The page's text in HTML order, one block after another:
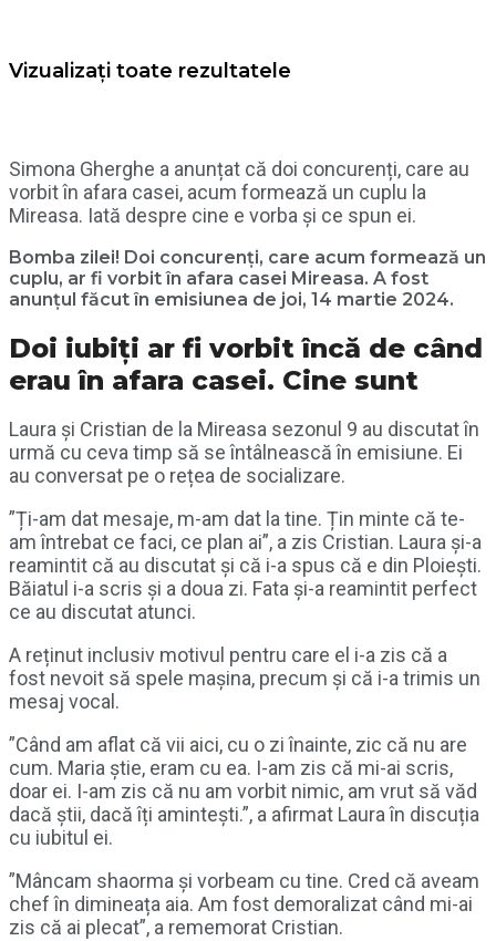
Vizualizați toate rezultatele
Simona Gherghe a anunțat că doi concurenți, care au
vorbit în afara casei, acum formează un cuplu la
Mireasa. Iată despre cine e vorba și ce spun ei.
Bomba zilei! Doi concurenți, care acum formează un
cuplu, ar fi vorbit în afara casei Mireasa. A fost
anunțul făcut în emisiunea de joi, 14 martie 2024.
Doi iubiți ar fi vorbit încă de când
erau în afara casei. Cine sunt
Laura și Cristian de la Mireasa sezonul 9 au discutat în
urmă cu ceva timp să se întâlnească în emisiune. Ei
au conversat pe o rețea de socializare.
”Ți-am dat mesaje, m-am dat la tine. Țin minte că te-
am întrebat ce faci, ce plan ai”, a zis Cristian. Laura și-a
reamintit că au discutat și că i-a spus că e din Ploiești.
Băiatul i-a scris și a doua zi. Fata și-a reamintit perfect
ce au discutat atunci.
A reținut inclusiv motivul pentru care el i-a zis că a
fost nevoit să spele mașina, precum și că i-a trimis un
mesaj vocal.
”Când am aflat că vii aici, cu o zi înainte, zic că nu are
cum. Maria știe, eram cu ea. I-am zis că mi-ai scris,
doar ei. I-am zis că nu am vorbit nimic, am vrut să văd
dacă știi, dacă îți amintești.”, a afirmat Laura în discuția
cu iubitul ei.
”Mâncam shaorma și vorbeam cu tine. Cred că aveam
chef în dimineața aia. Am fost demoralizat când mi-ai
zis că ai plecat”, a rememorat Cristian.